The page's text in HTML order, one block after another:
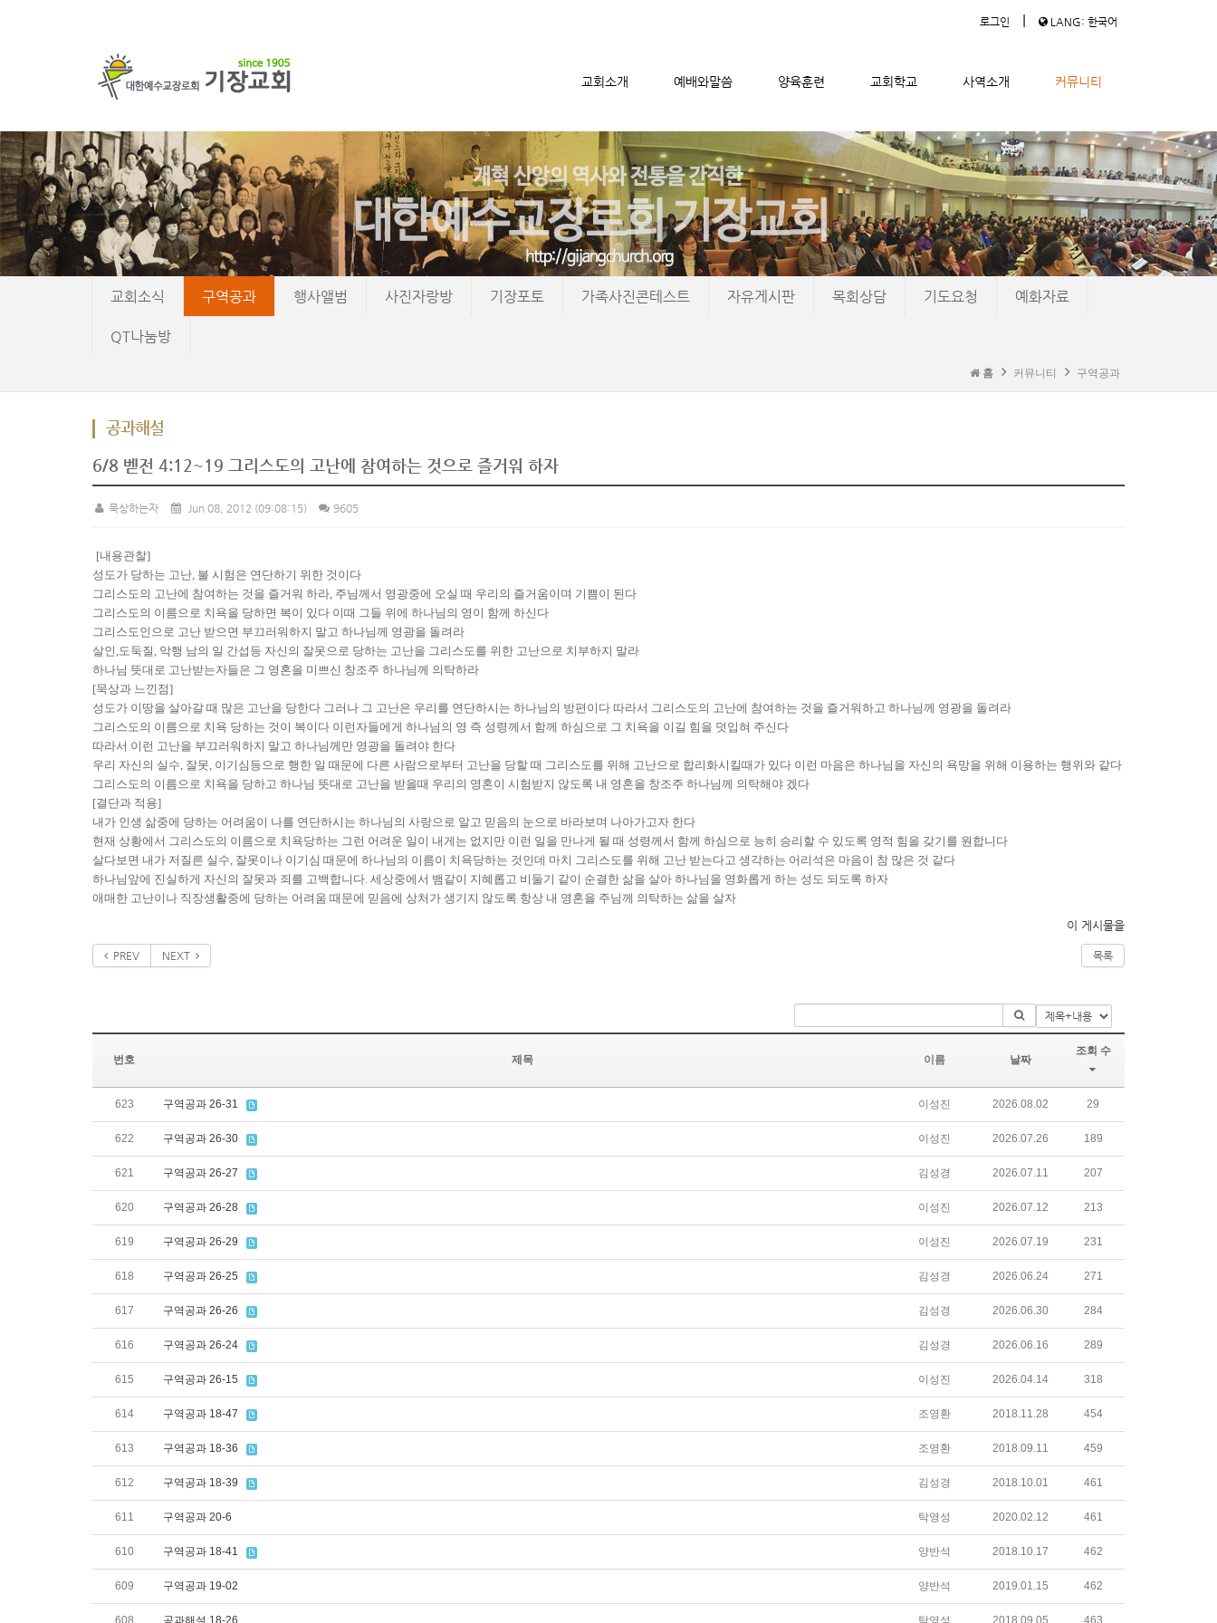
로그인 | LANG: 한국어
교회소개 예배와말씀 양육훈련 교회학교 사역소개 커뮤니티
메뉴 건너뛰기
교회소식 구역공과 행사앨범 사진자랑방 기장포토 가족사진콘테스트 자유게시판 목회상담 기도요청 예화자료
QT나눔방
홈 커뮤니티 구역공과
공과해설
6/8 벧전 4:12~19 그리스도의 고난에 참여하는 것으로 즐거워 하자
묵상하는자 Jun 08, 2012 (09:08:15) 9605
[내용관찰]
성도가 당하는 고난, 불 시험은 연단하기 위한 것이다
그리스도의 고난에 참여하는 것을 즐거워 하라, 주님께서 영광중에 오실 때 우리의 즐거움이며 기쁨이 된다
그리스도의 이름으로 치욕을 당하면 복이 있다 이때 그들 위에 하나님의 영이 함께 하신다
그리스도인으로 고난 받으면 부끄러워하지 말고 하나님께 영광을 돌려라
살인,도둑질, 악행 남의 일 간섭등 자신의 잘못으로 당하는 고난을 그리스도를 위한 고난으로 치부하지 말라
하나님 뜻대로 고난받는자들은 그 영혼을 미쁘신 창조주 하나님께 의탁하라
[묵상과 느낀점]
성도가 이땅을 살아갈 때 많은 고난을 당한다 그러나 그 고난은 우리를 연단하시는 하나님의 방편이다 따라서 그리스도의 고난에 참여하는 것을 즐거워하고 하나님께 영광을 돌려라
그리스도의 이름으로 치욕 당하는 것이 복이다 이런자들에게 하나님의 영 즉 성령께서 함께 하심으로 그 치욕을 이길 힘을 덧입혀 주신다
따라서 이런 고난을 부끄러워하지 말고 하나님께만 영광을 돌려야 한다
우리 자신의 실수, 잘못, 이기심등으로 행한 일 때문에 다른 사람으로부터 고난을 당할 때 그리스도를 위해 고난으로 합리화시킬때가 있다 이런 마음은 하나님을 자신의 욕망을 위해 이용하는 행위와 같다
그리스도의 이름으로 치욕을 당하고 하나님 뜻대로 고난을 받을때 우리의 영혼이 시험받지 않도록 내 영혼을 창조주 하나님께 의탁해야 겠다
[결단과 적용]
내가 인생 삶중에 당하는 어려움이 나를 연단하시는 하나님의 사랑으로 알고 믿음의 눈으로 바라보며 나아가고자 한다
현재 상황에서 그리스도의 이름으로 치욕당하는 그런 어려운 일이 내게는 없지만 이런 일을 만나게 될 때 성령께서 함께 하심으로 능히 승리할 수 있도록 영적 힘을 갖기를 원합니다
살다보면 내가 저질른 실수, 잘못이나 이기심 때문에 하나님의 이름이 치욕당하는 것인데 마치 그리스도를 위해 고난 받는다고 생각하는 어리석은 마음이 참 많은 것 같다
하나님앞에 진실하게 자신의 잘못과 죄를 고백합니다. 세상중에서 뱀같이 지혜롭고 비둘기 같이 순결한 삶을 살아 하나님을 영화롭게 하는 성도 되도록 하자
애매한 고난이나 직장생활중에 당하는 어려움 때문에 믿음에 상처가 생기지 않도록 항상 내 영혼을 주님께 의탁하는 삶을 살자
이 게시물을
PREV NEXT 목록
번호 제목 이름 날짜
조회 수
623 구역공과 26-31 이성진 2026.08.02 29
622 구역공과 26-30 이성진 2026.07.26 189
621 구역공과 26-27 김성경 2026.07.11 207
620 구역공과 26-28 이성진 2026.07.12 213
619 구역공과 26-29 이성진 2026.07.19 231
618 구역공과 26-25 김성경 2026.06.24 271
617 구역공과 26-26 김성경 2026.06.30 284
616 구역공과 26-24 김성경 2026.06.16 289
615 구역공과 26-15 이성진 2026.04.14 318
614 구역공과 18-47 조영환 2018.11.28 454
613 구역공과 18-36 조영환 2018.09.11 459
612 구역공과 18-39 김성경 2018.10.01 461
611 구역공과 20-6 탁영성 2020.02.12 461
610 구역공과 18-41 양반석 2018.10.17 462
609 구역공과 19-02 양반석 2019.01.15 462
608 공과해설 18-26 탁영성 2018.09.05 463